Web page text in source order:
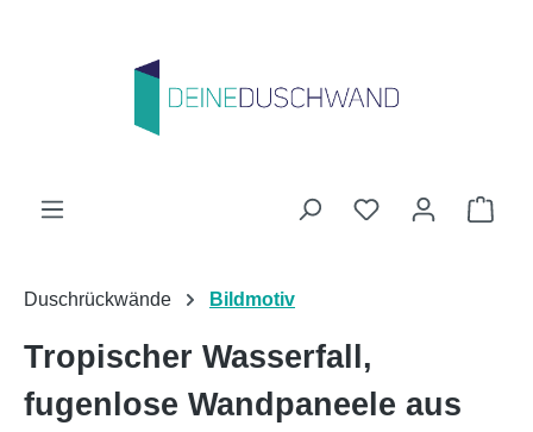
Du hast 0
Duschrückwände Bildmotiv
Tropischer Wasserfall,
fugenlose Wandpaneele aus